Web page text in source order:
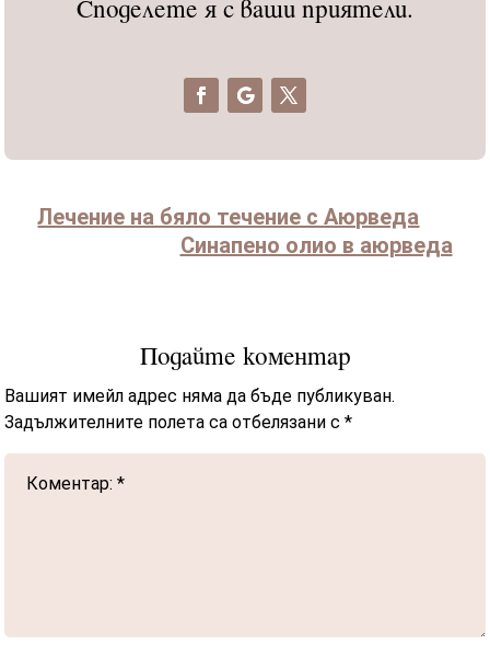
Споделете я с ваши приятели.
Лечение на бяло течение с Аюрведа
Синапено олио в аюрведа
Подайте коментар
Вашият имейл адрес няма да бъде публикуван.
Задължителните полета са отбелязани с*